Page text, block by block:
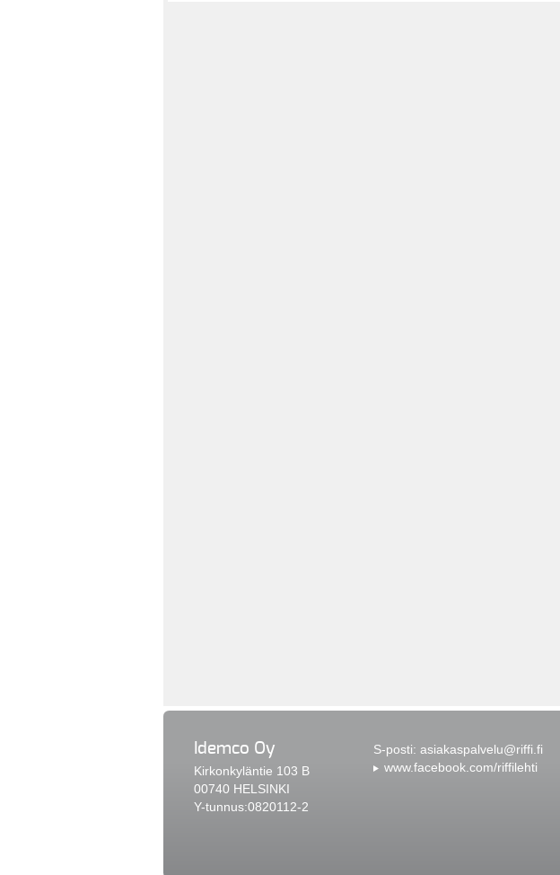
Idemco Oy
Kirkonkyläntie 103 B
00740 HELSINKI
Y-tunnus:0820112-2
S-posti: asiakaspalvelu@riffi.fi
www.facebook.com/riffilehti